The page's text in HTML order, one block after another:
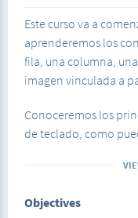
Este curso va a
aprenderemos los
fila, una columna,
imagen vinculada a
Conoceremos los
de teclado, como
inicio, tanto para
Objectives